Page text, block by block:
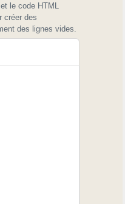
et le code HTML
créer des
des lignes vides.